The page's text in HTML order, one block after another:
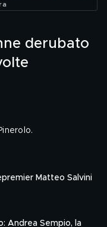
derubato
Matteo Salvini
Sempio, la